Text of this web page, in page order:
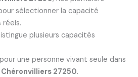
sélectionner la capacité
réels.
plusieurs capacités
une personne vivant seule dans
Chéronvilliers 27250.